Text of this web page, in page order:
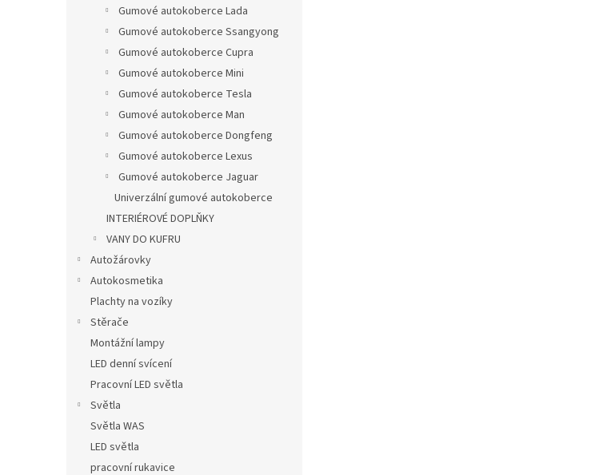
Gumové autokoberce Lada
Gumové autokoberce Ssangyong
Gumové autokoberce Cupra
Gumové autokoberce Mini
Gumové autokoberce Tesla
Gumové autokoberce Man
Gumové autokoberce Dongfeng
Gumové autokoberce Lexus
Gumové autokoberce Jaguar
Univerzální gumové autokoberce
INTERIÉROVÉ DOPLŇKY
VANY DO KUFRU
Autožárovky
Autokosmetika
Plachty na vozíky
Stěrače
Montážní lampy
LED denní svícení
Pracovní LED světla
Světla
Světla WAS
LED světla
pracovní rukavice